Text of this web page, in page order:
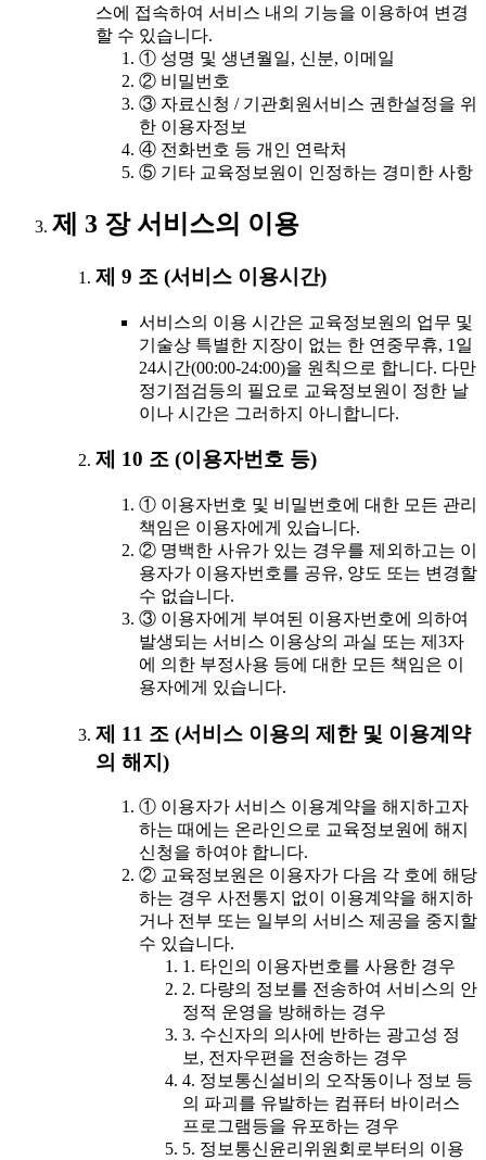
스에 접속하여 서비스 내의 기능을 이용하여 변경
할 수 있습니다.
① 성명 및 생년월일, 신분, 이메일
② 비밀번호
③ 자료신청 / 기관회원서비스 권한설정을 위
한 이용자정보
④ 전화번호 등 개인 연락처
⑤ 기타 교육정보원이 인정하는 경미한 사항
제 3 장 서비스의 이용
제 9 조 (서비스 이용시간)
서비스의 이용 시간은 교육정보원의 업무 및
기술상 특별한 지장이 없는 한 연중무휴, 1일
24시간(00:00-24:00)을 원칙으로 합니다. 다만
정기점검등의 필요로 교육정보원이 정한 날
이나 시간은 그러하지 아니합니다.
제 10 조 (이용자번호 등)
① 이용자번호 및 비밀번호에 대한 모든 관리
책임은 이용자에게 있습니다.
② 명백한 사유가 있는 경우를 제외하고는 이
용자가 이용자번호를 공유, 양도 또는 변경할
수 없습니다.
③ 이용자에게 부여된 이용자번호에 의하여
발생되는 서비스 이용상의 과실 또는 제3자
에 의한 부정사용 등에 대한 모든 책임은 이
용자에게 있습니다.
제 11 조 (서비스 이용의 제한 및 이용계약
의 해지)
① 이용자가 서비스 이용계약을 해지하고자
하는 때에는 온라인으로 교육정보원에 해지
신청을 하여야 합니다.
② 교육정보원은 이용자가 다음 각 호에 해당
하는 경우 사전통지 없이 이용계약을 해지하
거나 전부 또는 일부의 서비스 제공을 중지할
수 있습니다.
1. 타인의 이용자번호를 사용한 경우
2. 다량의 정보를 전송하여 서비스의 안
정적 운영을 방해하는 경우
3. 수신자의 의사에 반하는 광고성 정
보, 전자우편을 전송하는 경우
4. 정보통신설비의 오작동이나 정보 등
의 파괴를 유발하는 컴퓨터 바이러스
프로그램등을 유포하는 경우
5. 정보통신윤리위원회로부터의 이용